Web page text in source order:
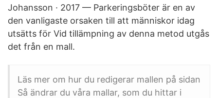
Johansson · 2017 — Parkeringsböter är en av
den vanligaste orsaken till att människor idag
utsätts för Vid tillämpning av denna metod utgås
det från en mall.
Läs mer om hur du redigerar mallen på sidan
Så ändrar du våra mallar, som du hittar i